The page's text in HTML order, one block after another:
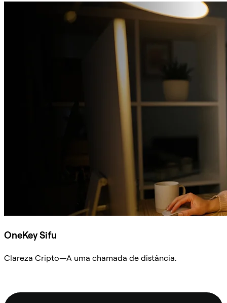
OneKey Sifu
Clareza Cripto—A uma chamada de distância.